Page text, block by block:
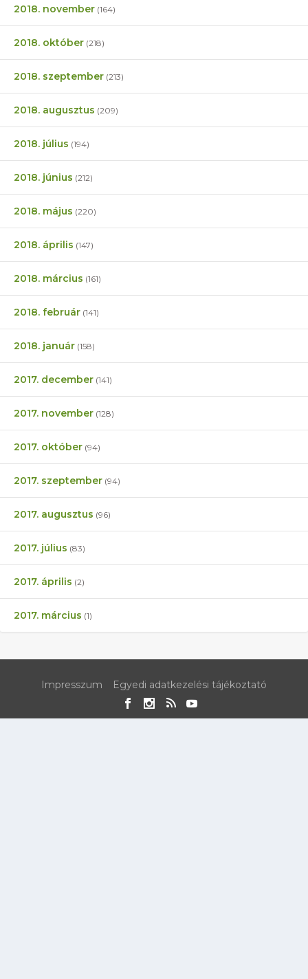
2018. november (164)
2018. október (218)
2018. szeptember (213)
2018. augusztus (209)
2018. július (194)
2018. június (212)
2018. május (220)
2018. április (147)
2018. március (161)
2018. február (141)
2018. január (158)
2017. december (141)
2017. november (128)
2017. október (94)
2017. szeptember (94)
2017. augusztus (96)
2017. július (83)
2017. április (2)
2017. március (1)
Impresszum Egyedi adatkezelési tájékoztató